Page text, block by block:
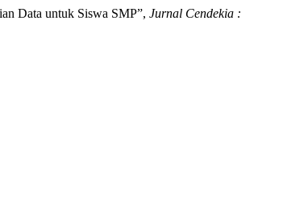
Data untuk Siswa SMP”, Jurnal Cendekia :